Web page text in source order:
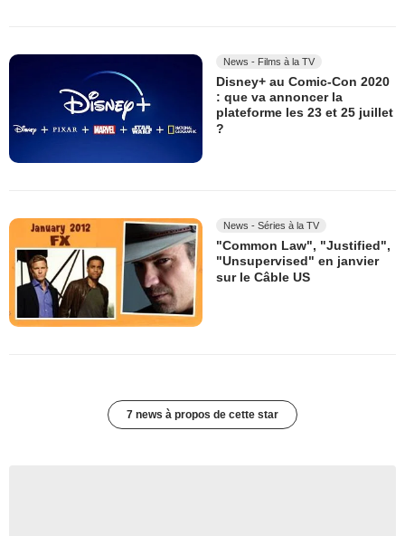
News - Films à la TV
Disney+ au Comic-Con 2020
: que va annoncer la
plateforme les 23 et 25 juillet
?
News - Séries à la TV
"Common Law", "Justified",
"Unsupervised" en janvier
sur le Câble US
7 news à propos de cette star